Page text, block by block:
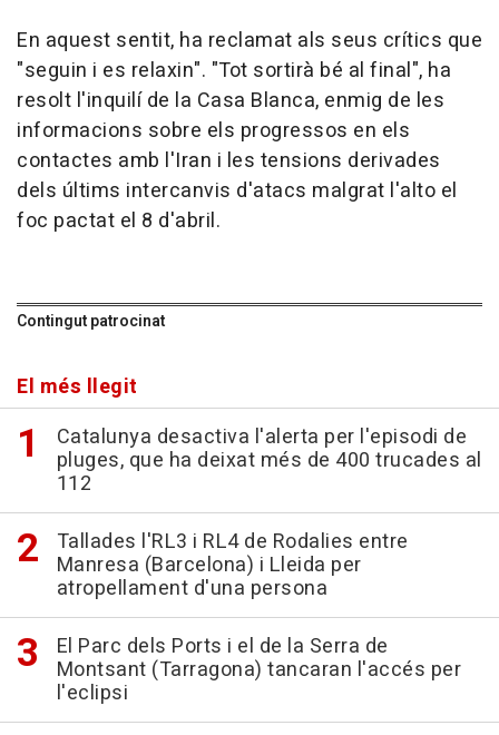
En aquest sentit, ha reclamat als seus crítics que
"seguin i es relaxin". "Tot sortirà bé al final", ha
resolt l'inquilí de la Casa Blanca, enmig de les
informacions sobre els progressos en els
contactes amb l'Iran i les tensions derivades
dels últims intercanvis d'atacs malgrat l'alto el
foc pactat el 8 d'abril.
Contingut patrocinat
El més llegit
Catalunya desactiva l'alerta per l'episodi de
pluges, que ha deixat més de 400 trucades al
112
Tallades l'RL3 i RL4 de Rodalies entre
Manresa (Barcelona) i Lleida per
atropellament d'una persona
El Parc dels Ports i el de la Serra de
Montsant (Tarragona) tancaran l'accés per
l'eclipsi